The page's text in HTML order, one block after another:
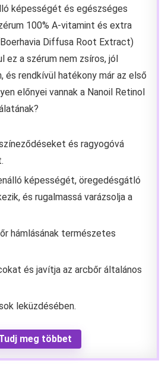
képességét és egészséges
100% A-vitamint és extra
Diffusa Root Extract)
ez a szérum nem zsíros, jól
és rendkívül hatékony már az első
előnyei vannak a Nanoil Retinol
és ragyogóvá
képességét, öregedésgátló
és rugalmassá varázsolja a
hámlásának természetes
és javítja az arcbőr általános
leküzdésében.
meg többet